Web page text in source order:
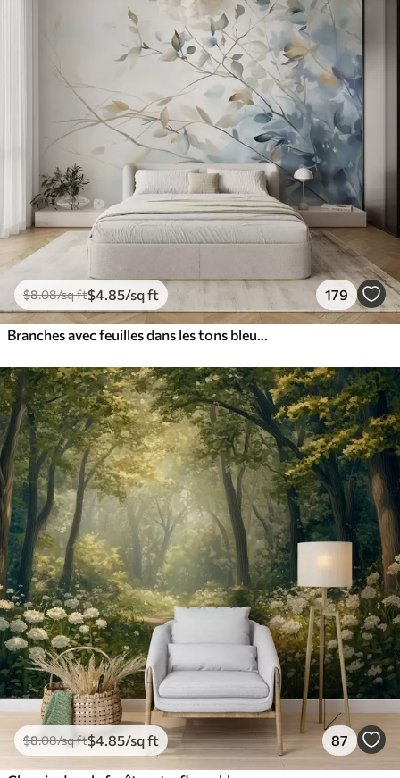
$8.08/sq ft$4 .85/sq ft 179
$8.08/sq ft$4.85/sq ft 87